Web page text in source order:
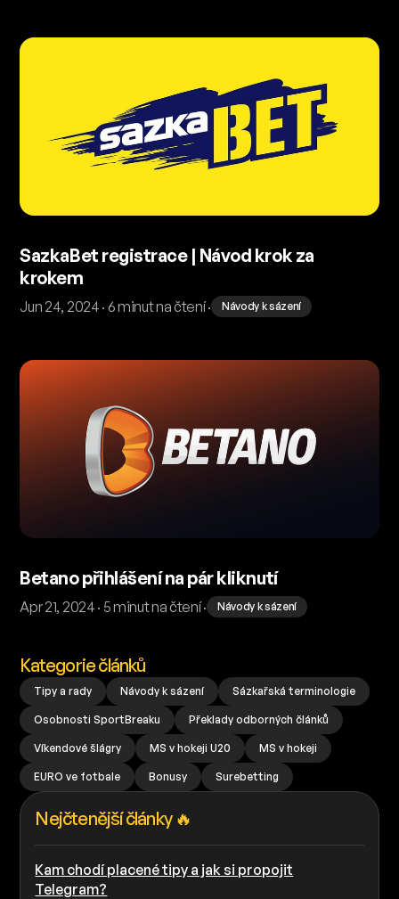
SazkaBet registrace | Návod krok za
krokem
Jun 24, 2024 · 6 minut na čtení · Návody k sázení
Betano přihlášení na pár kliknutí
Apr 21, 2024 · 5 minut na čtení · Návody k sázení
Kategorie článků
Tipy a rady Návody k sázení Sázkařská terminologie
Osobnosti SportBreaku Překlady odborných článků
Víkendové šlágry MS v hokeji U20 MS v hokeji
EURO ve fotbale Bonusy Surebetting
Nejčtenější články 🔥
Kam chodí placené tipy a jak si propojit
Telegram?